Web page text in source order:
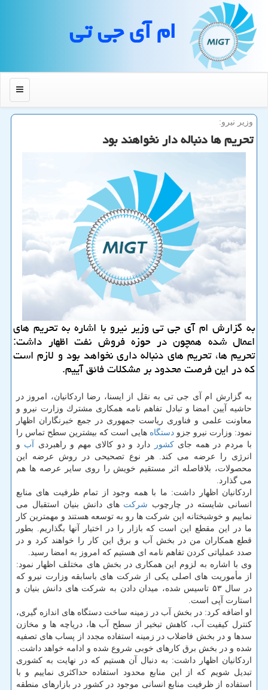
ام آی جی تی
منو
وزیر نیرو:
تحریم ها دنباله دار نخواهند بود
به گزارش ام آی جی تی وزیر نیرو با اشاره به تحریم های
اعمال شده همچون در حوزه فروش نفت اظهار داشت:
تحریم ها، تحریم های دنباله داری نخواهد بود و لازم است
كه در این فرصت محدود بر مشكلات فائق آییم.
به گزارش ام آی جی تی به نقل از ایسنا، رضا اردكانیان، امروز در
حاشیه آیین امضا و تبادل تفاهم نامه همكاری مشترك وزارت نیرو و
معاونت علمی و فناوری ریاست جمهوری در جمع خبرنگاران اظهار
نمود: وزارت نیرو جزو دستگاه هایی است كه بیشترین سطح تماس را
با مردم در همه جایكشور دارد و دو كالای مهم و راهبردی آب و
انرژی را عرضه می كند. هر نوع تصحیحی در روش عرضه این
محصولات، بلافاصله اثر مستقیم خویش را روی سایر عرصه ها هم
می گذارد.
اردكانیان اظهار داشت: ما با همه وجود از تمام ظرفیت های منابع
انسانی شایسته در چارچوب شركت های دانش بنیان استقبال می
نماییم و خوشبختانه این شركت ها رو به توسعه هستند و مهمترین كار
ما در این مقطع این است كه بازار را در اختیار آنها بگذاریم. بطور
قطع همكاران من در بخش آب و برق این كار را خواهند كرد و در
صدد عملیاتی كردن تفاهم نامه ای هستیم كه امروز به امضا رسید.
وی با اشاره به لزوم این همكاری در بخش های مختلف اظهار نمود:
از مأموریت های اصلی یكی از شركت های باسابقه وزارت نیرو كه
در سال ۵۳ تاسیس شده، میدان دادن به شركت های دانش بنیان و
استارت آپی است.
او اضافه كرد: در بخش آب در زمینه ساخت دستگاه های اندازه گیری،
كنترل كیفیت آب، كاهش تبخیر از سطح آب ها، دریاچه ها و مخازن
سدها و در بخش فاضلاب در زمینه استفاده مجدد از پساب های تصفیه
شده و در بخش برق كارهای خوبی شروع شده و ادامه خواهد داشت.
اردكانیان اظهار داشت: به دنبال آن هستیم كه در نهایت به كشوری
تبدیل شویم كه از این منابع محدود استفاده حداكثری نماییم و با
استفاده از ظرفیت منابع انسانی موجود در كشور در بازارهای منطقه